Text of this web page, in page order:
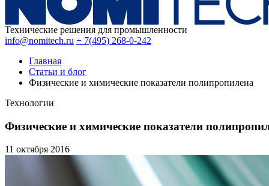
Технические решения для промышленности
info@nomitech.ru + 7(495) 268-0-242
Главная
Статьи и блог
Физические и химические показатели полипропилена
Технологии
Физические и химические показатели
11 октября 2016